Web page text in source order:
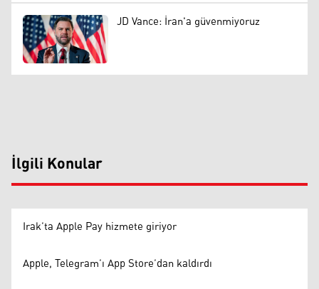
JD Vance: İran'a güvenmiyoruz
İlgili Konular
Irak’ta Apple Pay hizmete giriyor
Apple, Telegram’ı App Store’dan kaldırdı